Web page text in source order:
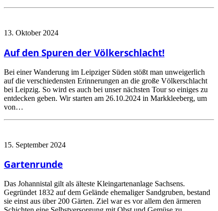
13. Oktober 2024
Auf den Spuren der Völkerschlacht!
Bei einer Wanderung im Leipziger Süden stößt man unweigerlich
auf die verschiedensten Erinnerungen an die große Völkerschlacht
bei Leipzig. So wird es auch bei unser nächsten Tour so einiges zu
entdecken geben. Wir starten am 26.10.2024 in Markkleeberg, um
von…
15. September 2024
Gartenrunde
Das Johannistal gilt als älteste Kleingartenanlage Sachsens.
Gegründet 1832 auf dem Gelände ehemaliger Sandgruben, bestand
sie einst aus über 200 Gärten. Ziel war es vor allem den ärmeren